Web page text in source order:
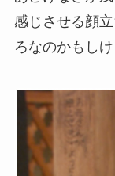
感じさせる顔
ろなのかもしけ